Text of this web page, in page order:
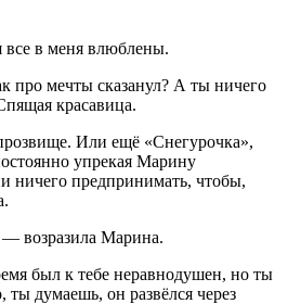
в меня влюблены.
про мечты сказанул? А ты ничего
красавица.
Или ещё «Снегурочка»,
упрекая Марину
ничего предпринимать, чтобы,
возразила Марина.
был к тебе неравнодушен, но ты
ты думаешь, он развёлся через